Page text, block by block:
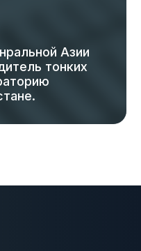
Азии
тонких